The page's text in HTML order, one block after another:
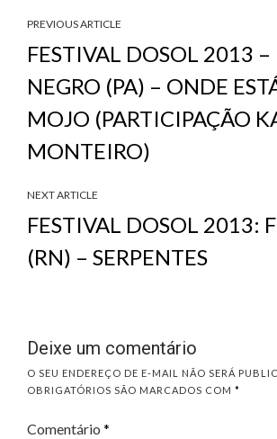
PREVIOUS ARTICLE
FESTIVAL DOSOL 2013
NEGRO (PA) – ONDE
MOJO (PARTICIPAÇÃO
MONTEIRO)
NEXT ARTICLE
FESTIVAL DOSOL 2013:
(RN) – SERPENTES
Deixe um comentário
O SEU ENDEREÇO DE E-MAIL NÃO SERÁ
OBRIGATÓRIOS SÃO MARCADOS COM *
Comentário *